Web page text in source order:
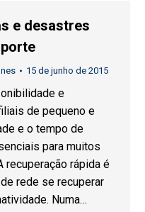
e desastres
15 de junho de 2015
e
de pequeno e
e o tempo de
para muitos
rápida é
rede se recuperar
Numa…